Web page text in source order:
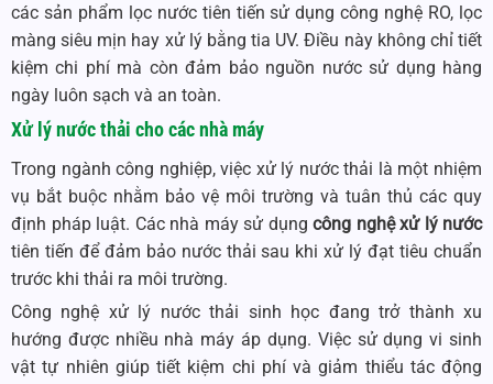
các sản phẩm lọc nước tiên tiến sử dụng công nghệ RO, lọc
màng siêu mịn hay xử lý bằng tia UV. Điều này không chỉ tiết
kiệm chi phí mà còn đảm bảo nguồn nước sử dụng hàng
ngày luôn sạch và an toàn.
Xử lý nước thải cho các nhà máy
Trong ngành công nghiệp, việc xử lý nước thải là một nhiệm
vụ bắt buộc nhằm bảo vệ môi trường và tuân thủ các quy
định pháp luật. Các nhà máy sử dụng công nghệ xử lý nước
tiên tiến để đảm bảo nước thải sau khi xử lý đạt tiêu chuẩn
trước khi thải ra môi trường.
Công nghệ xử lý nước thải sinh học đang trở thành xu
hướng được nhiều nhà máy áp dụng. Việc sử dụng vi sinh
vật tự nhiên giúp tiết kiệm chi phí và giảm thiểu tác động